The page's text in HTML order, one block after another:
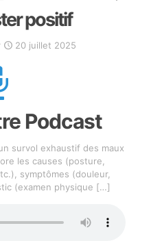
positif
20 juillet 2025
Podcast
survol exhaustif des maux
les causes (posture,
symptômes (douleur,
(examen physique […]